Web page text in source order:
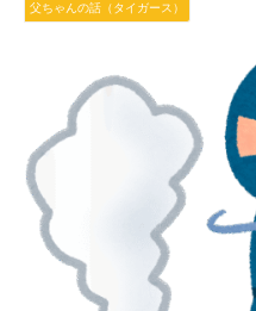
父ちゃんの話（タイガース）